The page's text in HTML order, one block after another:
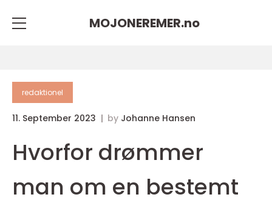
MOJONEREMER.no
redaktionel
11. September 2023 by Johanne Hansen
Hvorfor drømmer
man om en bestemt